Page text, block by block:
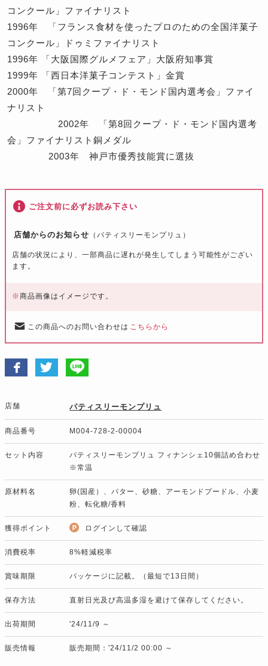
コンクール」ファイナリスト
1996年 「フランス食材を使ったプロのための全国洋菓子
コンクール」ドゥミファイナリスト
1996年 「大阪国際グルメフェア」大阪府知事賞
1999年 「西日本洋菓子コンテスト」金賞
2000年 「第7回クープ・ド・モンド国内選考会」ファイ
ナリスト
2002年 「第8回クープ・ド・モンド国内選考
会」ファイナリスト銅メダル
2003年 神戸市優秀技能賞に選抜
ご注文前に必ずお読み下さい
店舗からのお知らせ （パティスリーモンプリュ）
店舗の状況により、一部商品に遅れが発生してしまう可能性がござい
ます。
※商品画像はイメージです。
この商品へのお問い合わせは こちらから
店舗 パティスリーモンプリュ
商品番号 M004-728-2-00004
セット内容
パティスリーモンプリュ フィナンシェ10個詰め合わせ
※常温
原材料名
卵(国産）、バター、砂糖、アーモンドプードル、小麦
粉、転化糖/香料
獲得ポイント ログインして確認
消費税率 8%軽減税率
賞味期限 パッケージに記載。（最短で13日間）
保存方法 直射日光及び高温多湿を避けて保存してください。
出荷期間 '24/11/9 ～
販売情報 販売期間：'24/11/2 00:00 ～